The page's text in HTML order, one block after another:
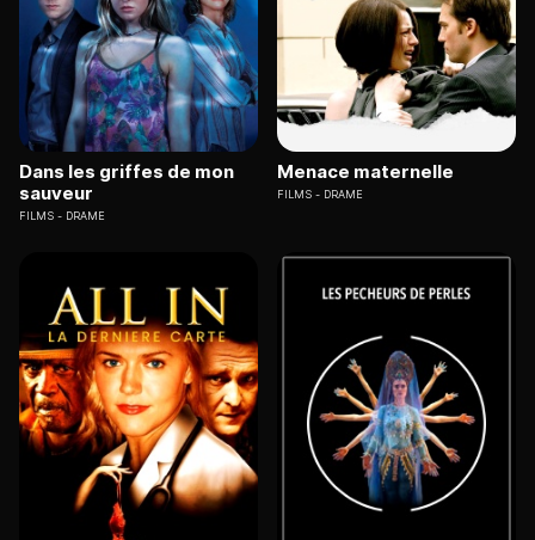
Dans les griffes de mon
sauveur
FILMS DRAME
Menace maternelle
FILMS DRAME